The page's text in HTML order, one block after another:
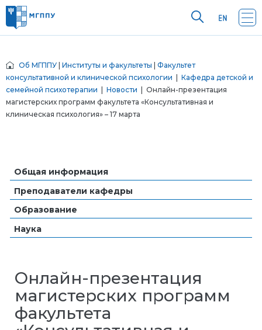
Об МГППУ Институты и факультеты
Факультет
консультативной и клинической психологии
Кафедра детской и
семейной психотерапии
Новости | Онлайн-презентация
магистерских программ факультета «Консультативная и
клиническая психология» – 17 марта
Общая информация
Преподаватели кафедры
Образование
Наука
Онлайн-презентация
магистерских программ
факультета